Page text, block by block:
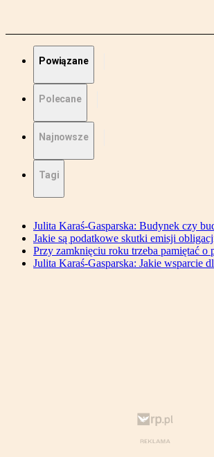
Powiązane
Polecane
Najnowsze
Tagi
Julita Karaś-Gasparska: Budynek czy
Jakie są podatkowe skutki emisji
Przy zamknięciu roku trzeba pamiętać o
Julita Karaś-Gasparska: Jakie wsparcie